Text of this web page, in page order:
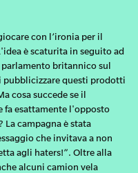
con l’ironia per il
è scaturita in seguito ad
britannico sul
pubblicizzare questi prodotti
cosa succede se il
fa esattamente l'opposto
campagna è stata
che invitava a non
agli haters!”. Oltre alla
alcuni camion vela